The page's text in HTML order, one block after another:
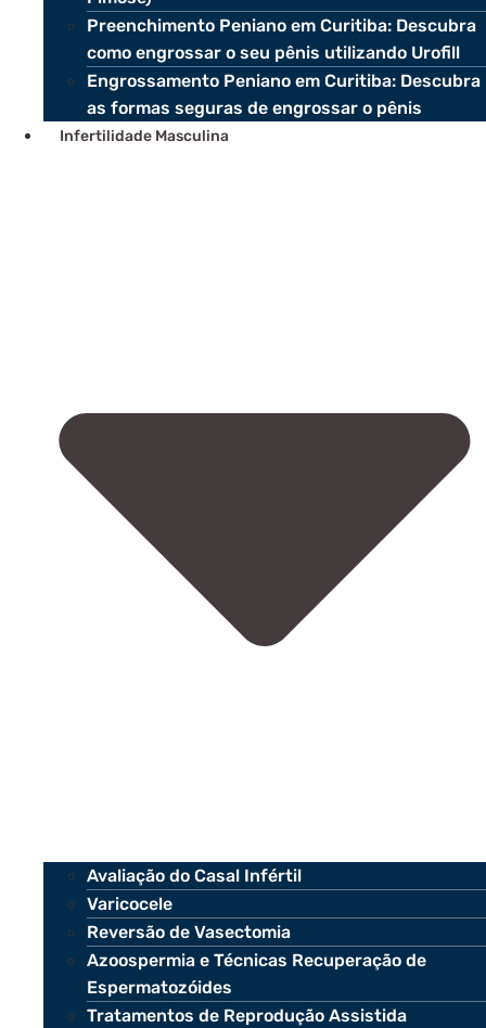
Preenchimento Peniano em Curitiba: Descubra
como engrossar o seu pênis utilizando Urofill
Engrossamento Peniano em Curitiba: Descubra
as formas seguras de engrossar o pênis
Infertilidade Masculina
Avaliação do Casal Infértil
Varicocele
Reversão de Vasectomia
Azoospermia e Técnicas Recuperação de
Espermatozóides
Tratamentos de Reprodução Assistida